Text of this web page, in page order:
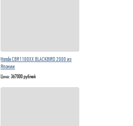
Honda CBR1100XX BLACKBIRD 2000 из
Японии
Цена:367000 рублей